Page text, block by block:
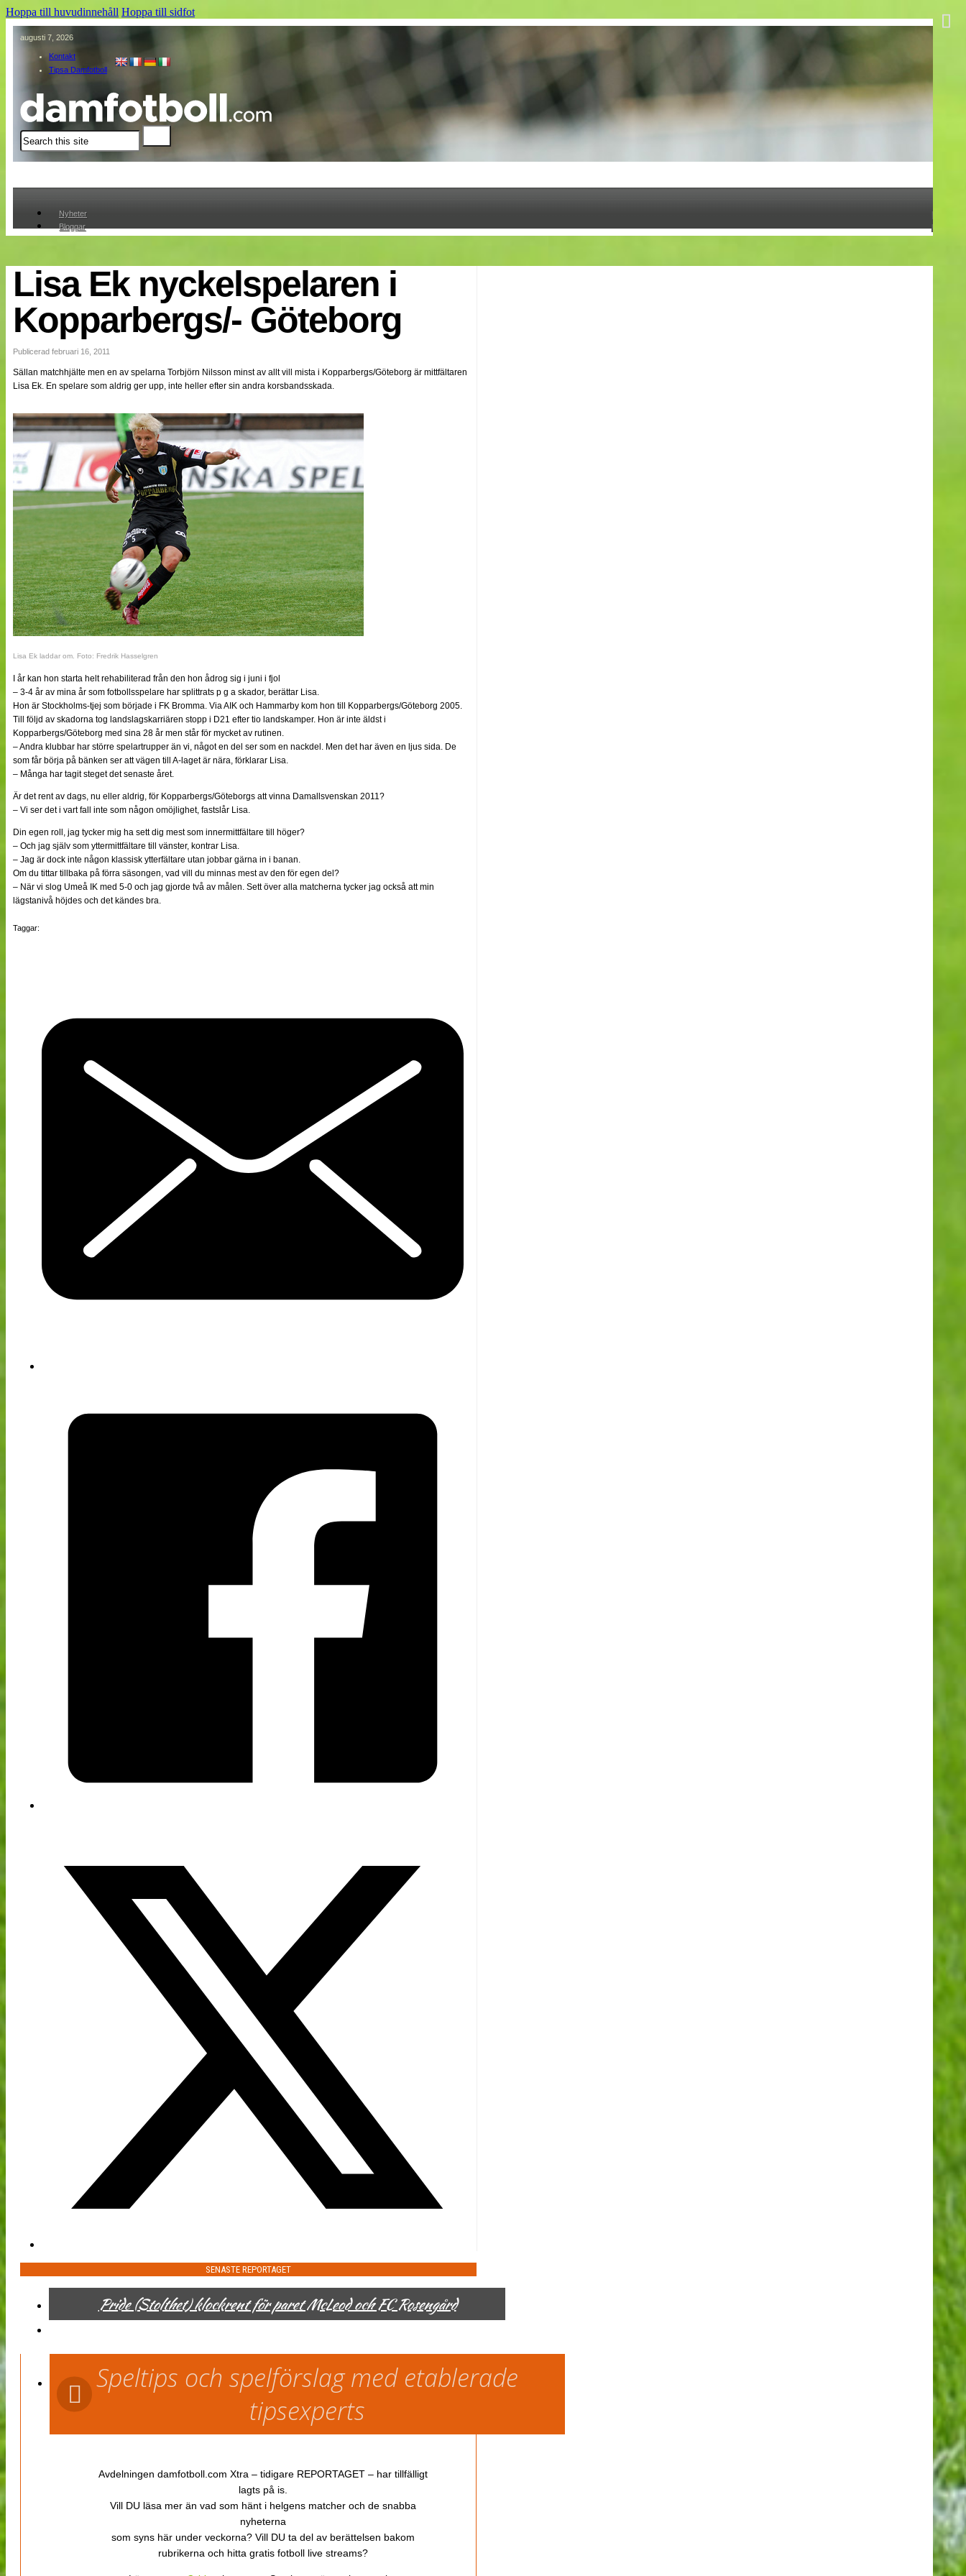
Hoppa till huvudinnehåll Hoppa till sidfot
augusti 7, 2026
Kontakt
Tipsa Damfotboll
Sök
Nyheter
Bloggar
Cuper
Medlemmar
Medlemsbilder
Om oss
NÄTverket
Nyheter
Lagen
Webb-TV
Cuper
Medlemmar
Medlemsbilder
Till klubbkassan
Om oss
NÄTverket
Split vision
Lisa Ek nyckelspelaren i
Kopparbergs/- Göteborg
Publicerad februari 16, 2011
Sällan matchhjälte men en av spelarna Torbjörn Nilsson minst av allt vill mista i Kopparbergs/Göteborg är mittfältaren
Lisa Ek. En spelare som aldrig ger upp, inte heller efter sin andra korsbandsskada.
Lisa Ek laddar om. Foto: Fredrik Hasselgren
I år kan hon starta helt rehabiliterad från den hon ådrog sig i juni i fjol
– 3-4 år av mina år som fotbollsspelare har splittrats p g a skador, berättar Lisa.
Hon är Stockholms-tjej som började i FK Bromma. Via AIK och Hammarby kom hon till Kopparbergs/Göteborg 2005.
Till följd av skadorna tog landslagskarriären stopp i D21 efter tio landskamper. Hon är inte äldst i
Kopparbergs/Göteborg med sina 28 år men står för mycket av rutinen.
– Andra klubbar har större spelartrupper än vi, något en del ser som en nackdel. Men det har även en ljus sida. De
som får börja på bänken ser att vägen till A-laget är nära, förklarar Lisa.
– Många har tagit steget det senaste året.
Är det rent av dags, nu eller aldrig, för Kopparbergs/Göteborgs att vinna Damallsvenskan 2011?
– Vi ser det i vart fall inte som någon omöjlighet, fastslår Lisa.
Din egen roll, jag tycker mig ha sett dig mest som innermittfältare till höger?
– Och jag själv som yttermittfältare till vänster, kontrar Lisa.
– Jag är dock inte någon klassisk ytterfältare utan jobbar gärna in i banan.
Om du tittar tillbaka på förra säsongen, vad vill du minnas mest av den för egen del?
– När vi slog Umeå IK med 5-0 och jag gjorde två av målen. Sett över alla matcherna tycker jag också att min
lägstanivå höjdes och det kändes bra.
Taggar:
SENASTE REPORTAGET
Pride (Stolthet) klockrent för paret McLeod och FC Rosengård
Speltips och spelförslag med etablerade
tipsexperts
Avdelningen damfotboll.com Xtra – tidigare REPORTAGET – har tillfälligt
lagts på is.
Vill DU läsa mer än vad som hänt i helgens matcher och de snabba
nyheterna
som syns här under veckorna? Vill DU ta del av berättelsen bakom
rubrikerna och hitta gratis fotboll live streams?